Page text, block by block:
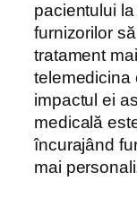
pacientului
furnizorilor
tratament
telemedicina
impactul ei
medicală
încurajând
mai